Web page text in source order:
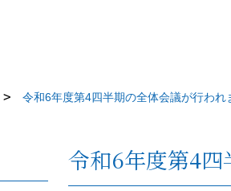
令和6年度第4四半期の全体会議が行われ
令和6年度第4四